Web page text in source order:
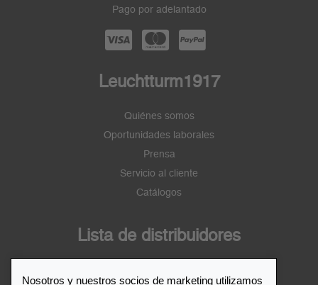
Pago por adelantado
Leuchtturm1917
Quiénes somos
Oportunidades laborales
Prensa
Servicio al cliente
Catálogos
Lista de distribuidores
Nosotros y nuestros socios de marketing utilizamos